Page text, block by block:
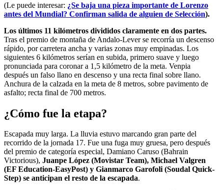
(Le puede interesar: ¿Se baja una pieza importante de Lorenzo
antes del Mundial? Confirman salida de alguien de Selección).
Los últimos 11 kilómetros divididos claramente en dos partes.
Tras el premio de montaña de Andalo-Lever se recorría un descenso
rápido, por carretera ancha y varias zonas muy empinadas. Los
siguientes 6 kilómetros serían en subida, primero suave y luego
pronunciada para coronar a 1,5 kilómetro de la meta. Venpia
después un falso llano en descenso y una recta final sobre llano.
Anchura de la calzada en la meta de 8 metros, sobre pavimento de
asfalto; recta final de 700 metros.
¿Cómo fue la etapa?
Escapada muy larga. La lluvia estuvo marcando gran parte del
recorrido de la jornada 17. Fue una fuga muy gruesa, pero después
del premio de categoría especial, Damiano Caruso (Bahrain
Victorious), Juanpe López (Movistar Team), Michael Valgren
(EF Education-EasyPost) y Gianmarco Garofoli (Soudal Quick-
Step) se anticipan el resto de la escapada.